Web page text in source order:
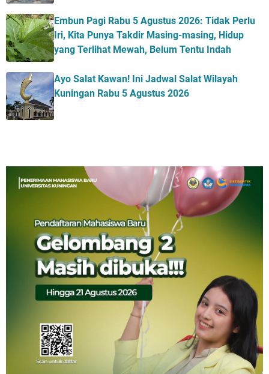
Embun Pagi Rabu 5 Agustus 2026: Tidak Perlu
Iri, Kita Punya Takdir Masing-masing, Hidup
yang Terlihat Mewah, Belum Tentu Indah
Ayo Salat Kawan! Ini Jadwal Salat Wilayah
Kuningan Rabu 5 Agustus 2026